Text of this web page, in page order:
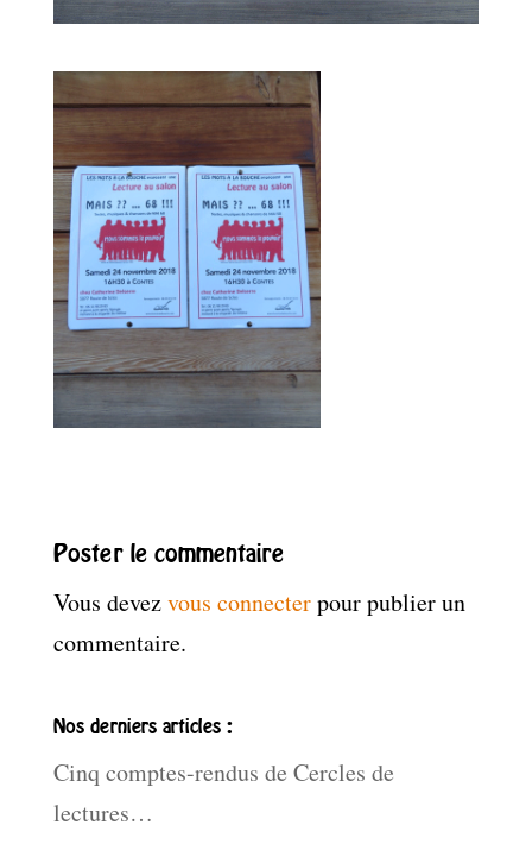
Poster le commentaire
Vous devezvous connecterpour publier un
commentaire.
Nos derniers articles :
Cinq comptes-rendus de Cercles de
lectures…